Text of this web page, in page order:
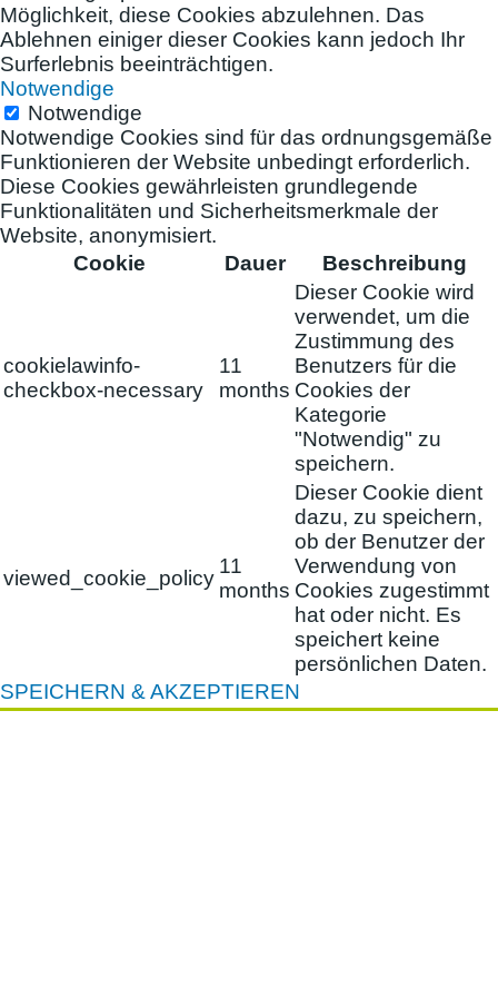
Möglichkeit, diese Cookies abzulehnen. Das
Ablehnen einiger dieser Cookies kann jedoch Ihr
Surferlebnis beeinträchtigen.
Notwendige
Notwendige
Notwendige Cookies sind für das ordnungsgemäße
Funktionieren der Website unbedingt erforderlich.
Diese Cookies gewährleisten grundlegende
Funktionalitäten und Sicherheitsmerkmale der
Website, anonymisiert.
Cookie
Dauer Beschreibung
cookielawinfo-
checkbox-necessary
11
months
Dieser Cookie wird
verwendet, um die
Zustimmung des
Benutzers für die
Cookies der
Kategorie
"Notwendig" zu
speichern.
viewed_cookie_policy
11
months
Dieser Cookie dient
dazu, zu speichern,
ob der Benutzer der
Verwendung von
Cookies zugestimmt
hat oder nicht. Es
speichert keine
persönlichen Daten.
SPEICHERN & AKZEPTIEREN